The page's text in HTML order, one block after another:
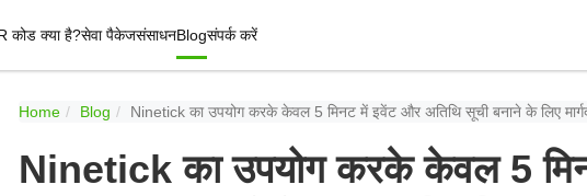
कोड क्या है?सेवा पैकेजसंसाधनBlogसंपर्क करें
Home Blog Ninetick का उपयोग करके केवल 5 मिनट में इवेंट और अतिथि सूची बनाने के लिए
Ninetick का उपयोग करके केवल 5